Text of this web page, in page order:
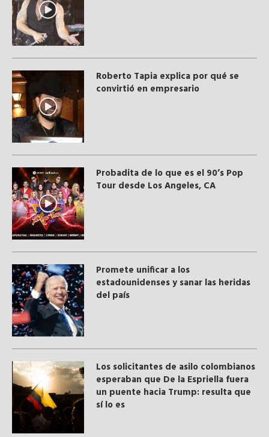
Roberto Tapia explica por qué se
convirtió en empresario
Probadita de lo que es el 90’s Pop
Tour desde Los Angeles, CA
Promete unificar a los
estadounidenses y sanar las heridas
del país
Los solicitantes de asilo colombianos
esperaban que De la Espriella fuera
un puente hacia Trump: resulta que
sí lo es